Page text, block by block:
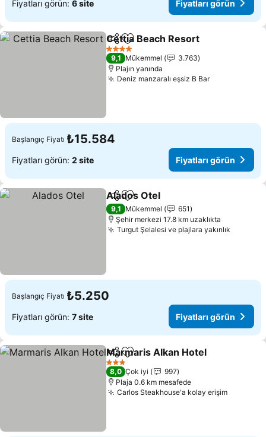
Fiyatları görün: 6 site Fiyatları görün
PaylaşFavorilerime ekle
Cettia Beach Resort
4 Yıldız
9,1 Mükemmel
3.763
Plajın yanında
Deniz manzaralı eşsiz B BarFiyatları
Başlangıç Fiyatı ₺15.584
Fiyatları görün: 2 site Fiyatları görün
PaylaşFavorilerime ekle
Alados Otel
9,1 Mükemmel
651
Şehir merkezi 17.8 km uzaklıkta
Turgut Şelalesi ve plajlara yakınlık
Başlangıç Fiyatı ₺5.250
Fiyatları görün: 7 site Fiyatları görün
PaylaşFavorilerime ekle
Marmaris Alkan Hotel
3 Yıldız
8,0 Çok iyi
997
Plaja 0.6 km mesafede
Carlos Steakhouse'a kolay erişim